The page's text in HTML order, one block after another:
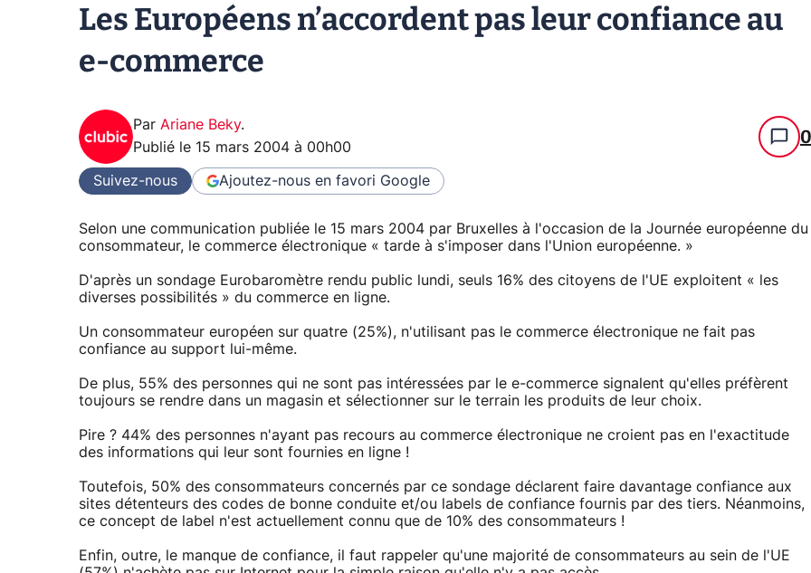
Les Européens n’accordent pas leur confiance au
e-commerce
Par Ariane Beky.
Publié le 15 mars 2004 à 00h00 0
Suivez-nous Ajoutez-nous en favori Google
Selon une communication publiée le 15 mars 2004 par Bruxelles à l'occasion de la Journée européenne du
consommateur, le commerce électronique « tarde à s'imposer dans l'Union européenne. »
D'après un sondage Eurobaromètre rendu public lundi, seuls 16% des citoyens de l'UE exploitent « les
diverses possibilités » du commerce en ligne.
Un consommateur européen sur quatre (25%), n'utilisant pas le commerce électronique ne fait pas
confiance au support lui-même.
De plus, 55% des personnes qui ne sont pas intéressées par le e-commerce signalent qu'elles préfèrent
toujours se rendre dans un magasin et sélectionner sur le terrain les produits de leur choix.
Pire ? 44% des personnes n'ayant pas recours au commerce électronique ne croient pas en l'exactitude
des informations qui leur sont fournies en ligne !
Toutefois, 50% des consommateurs concernés par ce sondage déclarent faire davantage confiance aux
sites détenteurs des codes de bonne conduite et/ou labels de confiance fournis par des tiers. Néanmoins,
ce concept de label n'est actuellement connu que de 10% des consommateurs !
Enfin, outre, le manque de confiance, il faut rappeler qu'une majorité de consommateurs au sein de l'UE